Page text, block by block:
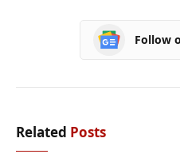
Follow
Related Posts